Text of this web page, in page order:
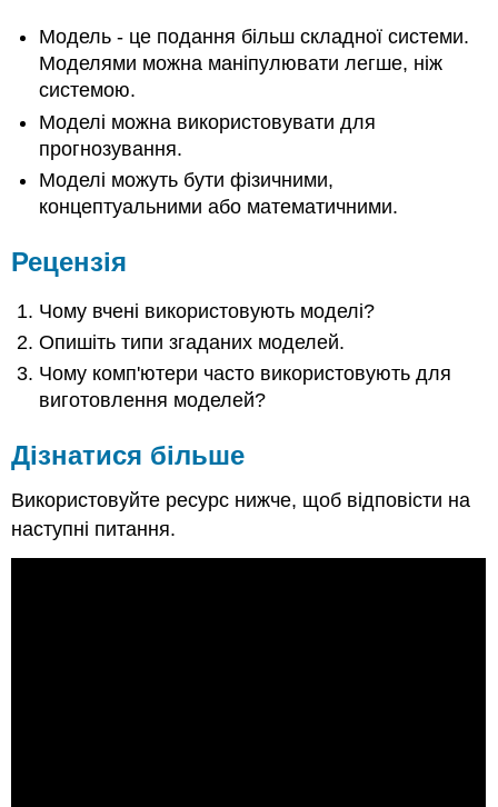
Модель - це подання більш складної системи.
Моделями можна маніпулювати легше, ніж
системою.
Моделі можна використовувати для
прогнозування.
Моделі можуть бути фізичними,
концептуальними або математичними.
Рецензія
Чому вчені використовують моделі?
Опишіть типи згаданих моделей.
Чому комп'ютери часто використовують для
виготовлення моделей?
Дізнатися більше
Використовуйте ресурс нижче, щоб відповісти на
наступні питання.